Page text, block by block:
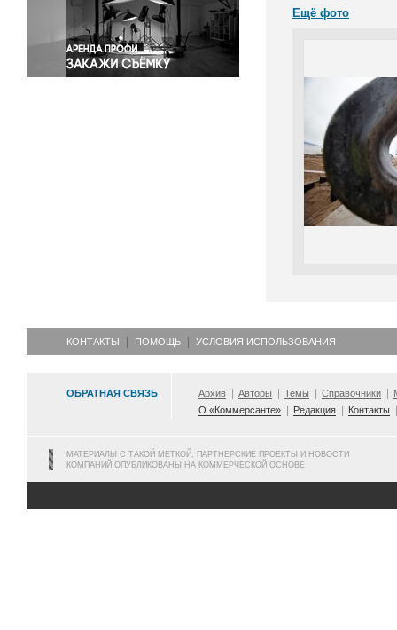
Экология
Экономика и бизнес
Ещё фото
КОНТАКТЫ ПОМОЩЬ УСЛОВИЯ ИСПОЛЬЗОВАНИЯ
ОБРАТНАЯ СВЯЗЬ Архив Авторы Темы Справочники
О «Коммерсанте»
Редакция Контакты
МАТЕРИАЛЫ С ТАКОЙ МЕТКОЙ, ПАРТНЕРСКИЕ ПРОЕКТЫ И НОВОСТИ
КОМПАНИЙ ОПУБЛИКОВАНЫ НА КОММЕРЧЕСКОЙ ОСНОВЕ